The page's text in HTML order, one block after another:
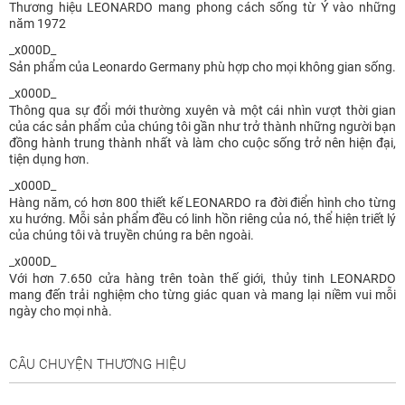
Thương hiệu LEONARDO mang phong cách sống từ Ý vào những
năm 1972
_x000D_
Sản phẩm của Leonardo Germany phù hợp cho mọi không gian sống.
_x000D_
Thông qua sự đổi mới thường xuyên và một cái nhìn vượt thời gian
của các sản phẩm của chúng tôi gần như trở thành những người bạn
đồng hành trung thành nhất và làm cho cuộc sống trở nên hiện đại,
tiện dụng hơn.
_x000D_
Hàng năm, có hơn 800 thiết kế LEONARDO ra đời điển hình cho từng
xu hướng. Mỗi sản phẩm đều có linh hồn riêng của nó, thể hiện triết lý
của chúng tôi và truyền chúng ra bên ngoài.
_x000D_
Với hơn 7.650 cửa hàng trên toàn thế giới, thủy tinh LEONARDO
mang đến trải nghiệm cho từng giác quan và mang lại niềm vui mỗi
ngày cho mọi nhà.
CÂU CHUYỆN THƯƠNG HIỆU